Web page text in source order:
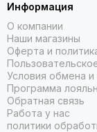
Информация
О компании
Наши магазины
Оферта и
Условия обмена и
Программа
Обратная связь
Работа у нас
политики